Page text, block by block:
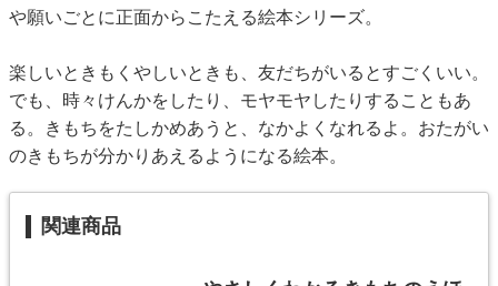
や願いごとに正面からこたえる絵本シリーズ。
楽しいときもくやしいときも、友だちがいるとすごくいい。
でも、時々けんかをしたり、モヤモヤしたりすることもあ
る。きもちをたしかめあうと、なかよくなれるよ。おたがい
のきもちが分かりあえるようになる絵本。
関連商品